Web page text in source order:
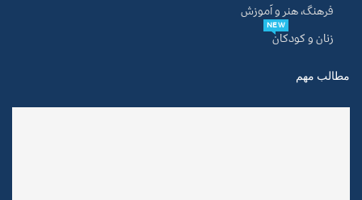
فرهنگ، هنر و آموزش
زنان و کودکان
NEW
مطالب مهم